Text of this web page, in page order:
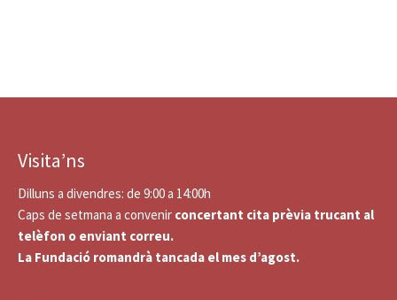
Visita’ns
Dilluns a divendres: de 9:00 a 14:00h
Caps de setmana a convenir concertant cita prèvia trucant al
telèfon o enviant correu.
La Fundació romandrà tancada el mes d’agost.